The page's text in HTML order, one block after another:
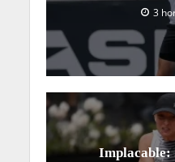
3
Implacable: